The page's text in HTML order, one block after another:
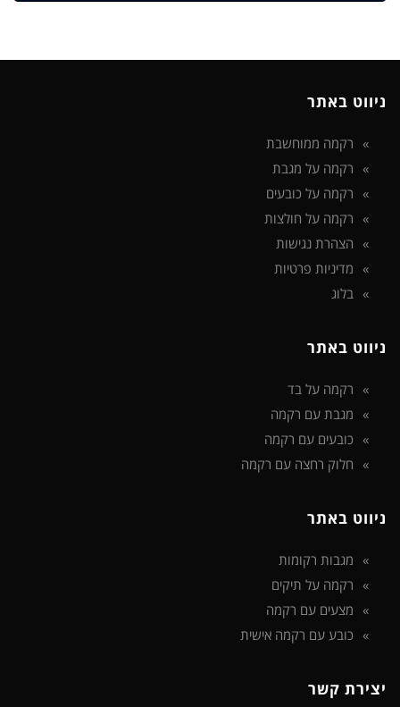
ניווט באתר
רקמה ממוחשבת
רקמה על מגבת
רקמה על כובעים
רקמה על חולצות
הצהרת נגישות
מדיניות פרטיות
בלוג
ניווט באתר
רקמה על בד
מגבת עם רקמה
כובעים עם רקמה
חלוק רחצה עם רקמה
ניווט באתר
מגבות רקומות
רקמה על תיקים
מצעים עם רקמה
כובע עם רקמה אישית
יצירת קשר